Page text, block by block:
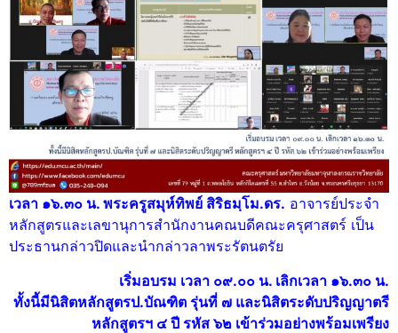
เวลา ๑๖.๓๐ น. พระครูสมุห์ทิพย์ สิริธมฺโม.ดร. อาจารย์ประจำ
หลักสูตรและเลขานุการสำนักงานคณบดีคณะครุศาสตร์ เป็น
ประธานกล่าวปิดและนำกล่าวลาพระรัตนตรัย
เริ่มอบรม เวลา ๐๙.๐๐ น. เลิกเวลา ๑๖.๓๐ น.
ทั้งนี้มีนิสิตหลักสูตรป.บัณฑิต รุ่นที่ ๗ และนิสิตระดับปริญญาตรี
หลักสูตรฯ ๔ ปี รหัส ๖๒ เข้าร่วมอย่างพร้อมเพรียง